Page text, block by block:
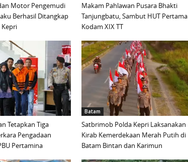
Motor Pengemudi
Berhasil Ditangkap
Kepri
Makam Pahlawan Pusara Bhakti
Tanjungbatu, Sambut HUT Pertama
Kodam XIX TT
Tetapkan Tiga
Pengadaan
Pertamina
Batam
Satbrimob Polda Kepri Laksanakan
Kirab Kemerdekaan Merah Putih di
Batam Bintan dan Karimun